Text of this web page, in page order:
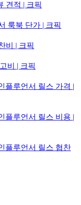
견적 | 크픽
룩북 단가 | 크픽
비 | 크픽
비 | 크픽
플루언서 릴스 가격 |
플루언서 릴스 비용 |
플루언서 릴스 협찬